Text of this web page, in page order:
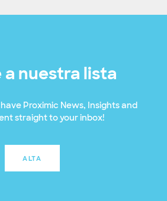
a nuestra lista
Proximic News, Insights and
straight to your inbox!
ALTA